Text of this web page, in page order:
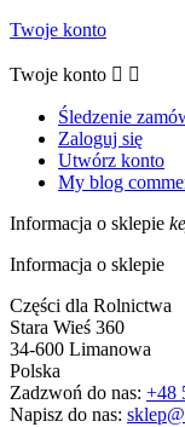
Twoje konto
Twoje konto  
Śledzenie
Zaloguj się
Utwórz konto
My blog
Informacja o sklepie
Informacja o sklepie
Części dla Rolnictwa
Stara Wieś 360
34-600 Limanowa
Polska
Zadzwoń do nas: +48
Napisz do nas: